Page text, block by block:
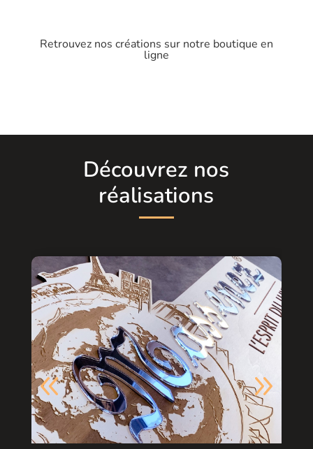
Retrouvez nos créations sur notre boutique en
ligne
Découvrez nos
réalisations